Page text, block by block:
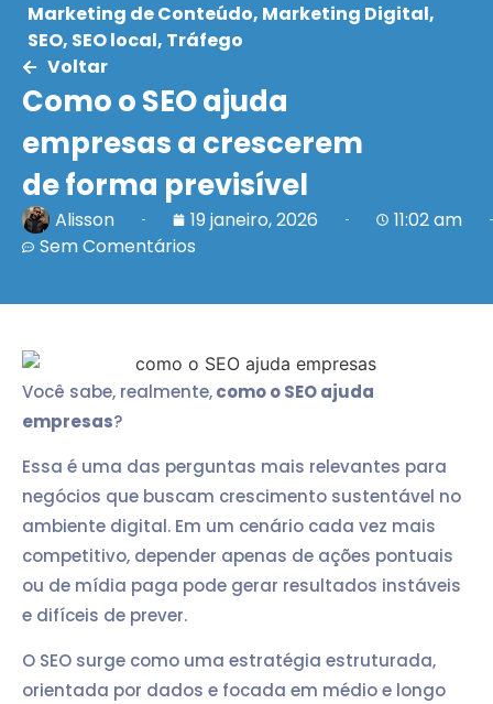
Marketing de Conteúdo, Marketing Digital,
SEO, SEO local, Tráfego
Voltar
Como o SEO ajuda
empresas a crescerem
de forma previsível
Alisson 19 janeiro, 2026
11:02 am
Sem Comentários
Você sabe, realmente,como o SEO ajuda
empresas?
Essa é uma das perguntas mais relevantes para
negócios que buscam crescimento sustentável no
ambiente digital. Em um cenário cada vez mais
competitivo, depender apenas de ações pontuais
ou de mídia paga pode gerar resultados instáveis
e difíceis de prever.
O SEO surge como uma estratégia estruturada,
orientada por dados e focada em médio e longo